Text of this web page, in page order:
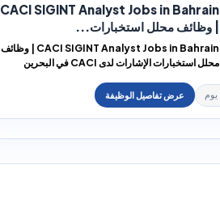
CACI SIGINT Analyst Jobs in Bahrain
| وظائف محلل استخبارات...
CACI SIGINT Analyst Jobs in Bahrain | وظائف
محلل استخبارات الإشارات لدى CACI في البحرين